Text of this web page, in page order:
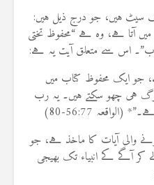
سیٹ ہیں، جو درج ذیل ہیں:
آتا ہے، وہ ہے “محفوظ تختی
اس سے متعلق آیت یہ ہے:
جو ایک محفوظ کتاب میں
ہی چھو سکتے ہیں۔ یہ رب
56:77-80)
والی آیات کا ماخذ ہے، جو
آگے کے انبیاء تک بھیجی